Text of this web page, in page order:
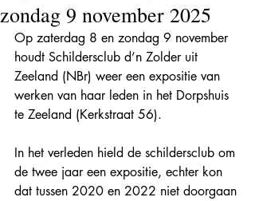
zondag 9 november 2025
Op zaterdag 8 en zondag 9 november
houdt Schildersclub d’n Zolder uit
Zeeland (NBr) weer een expositie van
werken van haar leden in het Dorpshuis
te Zeeland (Kerkstraat 56).
In het verleden hield de schildersclub om
de twee jaar een expositie, echter kon
dat tussen 2020 en 2022 niet doorgaan